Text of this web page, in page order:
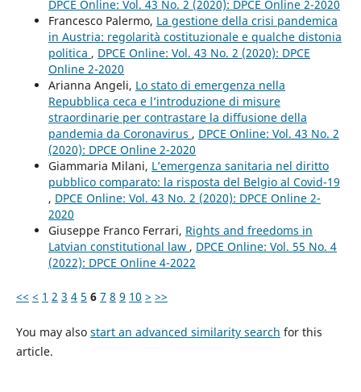
DPCE Online: Vol. 43 No. 2 (2020): DPCE Online 2-2020
Francesco Palermo, La gestione della crisi pandemica
in Austria: regolarità costituzionale e qualche distonia
politica , DPCE Online: Vol. 43 No. 2 (2020): DPCE
Online 2-2020
Arianna Angeli, Lo stato di emergenza nella
Repubblica ceca e l’introduzione di misure
straordinarie per contrastare la diffusione della
pandemia da Coronavirus , DPCE Online: Vol. 43 No. 2
(2020): DPCE Online 2-2020
Giammaria Milani, L’emergenza sanitaria nel diritto
pubblico comparato: la risposta del Belgio al Covid-19
, DPCE Online: Vol. 43 No. 2 (2020): DPCE Online 2-
2020
Giuseppe Franco Ferrari, Rights and freedoms in
Latvian constitutional law , DPCE Online: Vol. 55 No. 4
(2022): DPCE Online 4-2022
<< < 1 2 3 4 5 6 7 8 9 10 > >>
You may also start an advanced similarity search for this
article.